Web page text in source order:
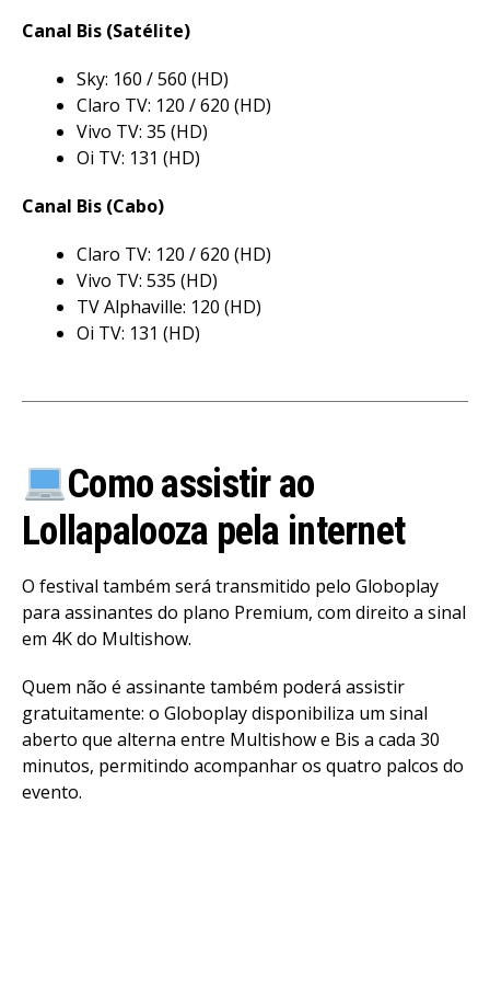
Canal Bis (Satélite)
Sky: 160 / 560 (HD)
Claro TV: 120 / 620 (HD)
Vivo TV: 35 (HD)
Oi TV: 131 (HD)
Canal Bis (Cabo)
Claro TV: 120 / 620 (HD)
Vivo TV: 535 (HD)
TV Alphaville: 120 (HD)
Oi TV: 131 (HD)
Como assistir ao
Lollapalooza pela internet
O festival também será transmitido pelo Globoplay
para assinantes do plano Premium, com direito a sinal
em 4K do Multishow.
Quem não é assinante também poderá assistir
gratuitamente: o Globoplay disponibiliza um sinal
aberto que alterna entre Multishow e Bis a cada 30
minutos, permitindo acompanhar os quatro palcos do
evento.
Reddit
Pinterest
Whatsapp